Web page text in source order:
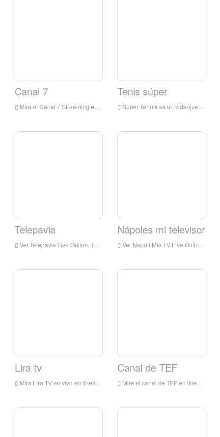
Canal 7
Mira el Canal 7 Streaming en vivo en línea, Canal 7 Streaming en vivo, Canal 7 es una estación de televisión en Italia
Tenis súper
Super Tennis es un videojuego de tenis de 1991 para los Super Nes. Liberado en los primeros puntos en el estante de Super Nintendo vive y usa el modo 7
Telepavia
Ver Telepavia Live Online, Telepavia HD Streaming en vivo, Telepavia Watch Live TV de Italia
Nápoles mi televisor
Ver Napoli Mia TV Live Online, Napoli Mia TV HD Streaming en vivo, Napoli Mia TV Reloj en vivo TV en vivo de Italia
Lira tv
Mira Lira TV en vivo en línea, Corra TV HD Streaming en vivo, Lira TV Reloj TV en vivo de Italia
Canal de TEF
Mire el canal de TEF en línea en línea, TEF Channel HD Streaming en vivo, TEF Channel Watch Live TV de Italia